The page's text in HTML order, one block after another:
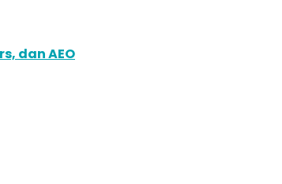
dan AEO